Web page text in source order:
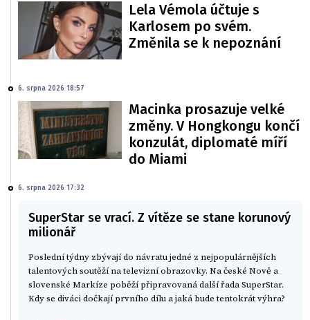
Lela Vémola účtuje s
Karlosem po svém.
Změnila se k nepoznání
6. srpna 2026 18:57
Macinka prosazuje velké
změny. V Hongkongu končí
konzulát, diplomaté míří
do Miami
6. srpna 2026 17:32
SuperStar se vrací. Z vítěze se stane korunový
milionář
Poslední týdny zbývají do návratu jedné z nejpopulárnějších
talentových soutěží na televizní obrazovky. Na české Nově a
slovenské Markíze poběží připravovaná další řada SuperStar.
Kdy se diváci dočkají prvního dílu a jaká bude tentokrát výhra?